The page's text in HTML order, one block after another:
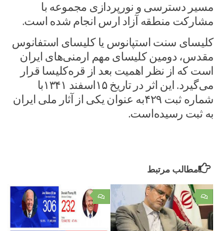
مسیر دسترسی و نورپردازی مجموعه با
مشارکت منطقه آزاد ارس انجام شده است.‌
کلیسای سنت استپانوس یا کلیسای استفانوس
مقدس، دومین کلیسای مهم ارمنی‌های ایران
است که از نظر اهمیت بعد از قره‌کلیسا قرار
می‌گیرد. این اثر در تاریخ ۱۵اسفند ۱۳۴۱با
شماره ثبت ۴۲۹به‌ عنوان یکی از آثار ملی ایران
به ثبت رسیده‌است.
مطالب مرتبط
۰ ۰